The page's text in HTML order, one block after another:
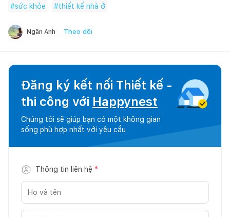
#sức khỏe #thiết kế nhà ở
Ngân Anh Theo dõi
Đăng ký kết nối Thiết kế -
thi công với Happynest
Chúng tôi sẽ giúp bạn có một không gian
sống phù hợp nhất với yêu cầu
Thông tin liên hệ *